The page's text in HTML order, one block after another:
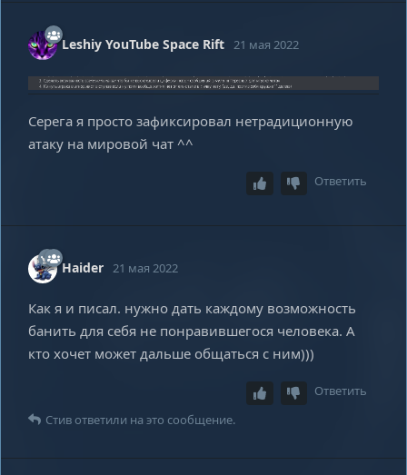
Leshiy YouTube Space Rift 21 мая 2022
Серега я просто зафиксировал нетрадиционную
атаку на мировой чат ^^
Ответить
Haider 21 мая 2022
Как я и писал. нужно дать каждому возможность
банить для себя не понравившегося человека. А
кто хочет может дальше общаться с ним)))
Ответить
Стив ответили на это сообщение.